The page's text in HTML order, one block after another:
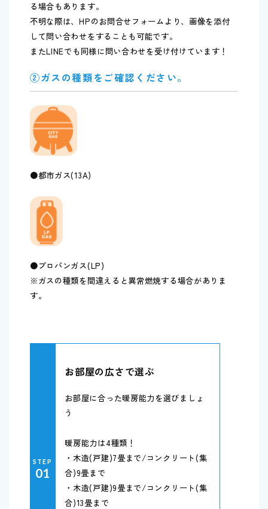
る場合もあります。
不明な際は、HPのお問合せフォームより、画像を添付
して問い合わせをすることも可能です。
またLINEでも同様に問い合わせを受け付けています！
②ガスの種類をご確認ください。
●都市ガス(13A)
●プロパンガス(LP)
※ガスの種類を間違えると異常燃焼する場合がありま
す。
STEP
01
お部屋の広さで選ぶ
お部屋に合った暖房能力を選びましょ
う
暖房能力は4種類！
・木造(戸建)7畳まで/コンクリート(集
合)9畳まで
・木造(戸建)9畳まで/コンクリート(集
合)13畳まで